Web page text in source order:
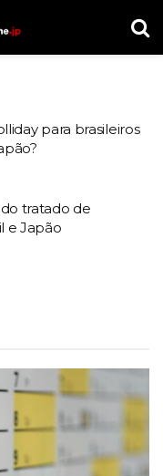
para brasileiros
tratado de
e Japão